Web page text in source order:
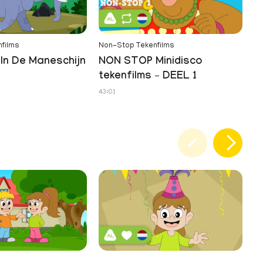
De Maneschijn
Non-Stop Tekenfilms
NON STOP Minidisco
tekenfilms – DEEL 1
43:01